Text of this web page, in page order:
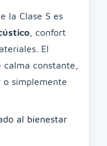
la Clase S es
, confort
El
calma constante,
o simplemente
al bienestar